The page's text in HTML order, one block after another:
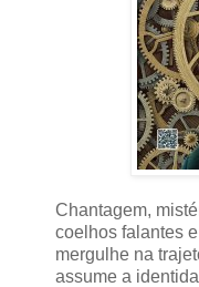
Chantagem,
coelhos falantes
mergulhe na
assume a